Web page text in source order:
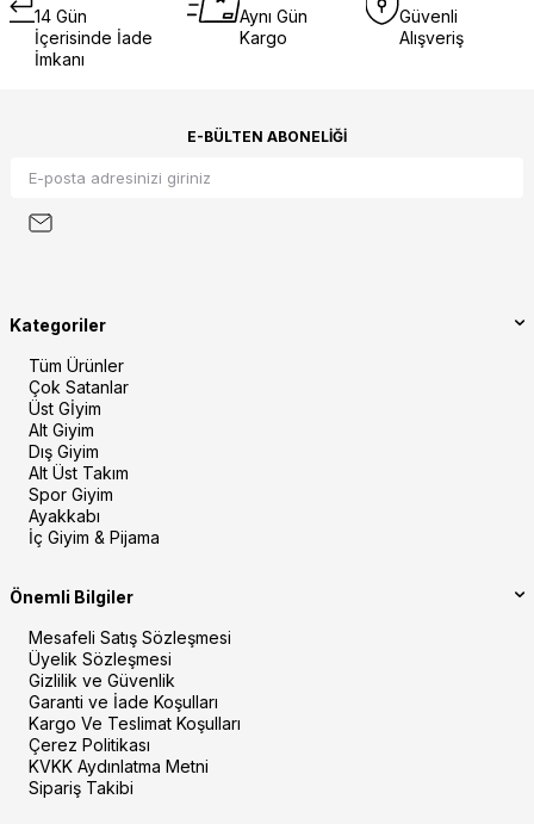
14 Gün
İçerisinde İade
İmkanı
Aynı Gün
Kargo
Güvenli
Alışveriş
E-BÜLTEN ABONELIĞI
Kategoriler
Tüm Ürünler
Çok Satanlar
Üst Gİyim
Alt Giyim
Dış Giyim
Alt Üst Takım
Spor Giyim
Ayakkabı
İç Giyim & Pijama
Önemli Bilgiler
Mesafeli Satış Sözleşmesi
Üyelik Sözleşmesi
Gizlilik ve Güvenlik
Garanti ve İade Koşulları
Kargo Ve Teslimat Koşulları
Çerez Politikası
KVKK Aydınlatma Metni
Sipariş Takibi